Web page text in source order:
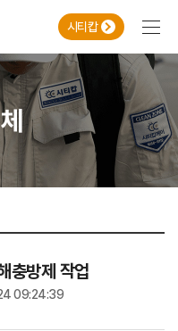
시티캅
충방제 작업
09:24:39